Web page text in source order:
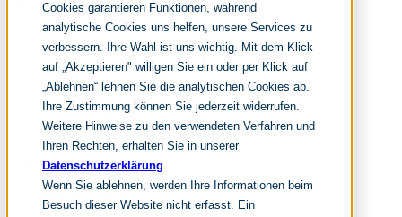
Cookies garantieren Funktionen, während
analytische Cookies uns helfen, unsere Services zu
verbessern. Ihre Wahl ist uns wichtig. Mit dem Klick
auf „Akzeptieren" willigen Sie ein oder per Klick auf
„Ablehnen“ lehnen Sie die analytischen Cookies ab.
Ihre Zustimmung können Sie jederzeit widerrufen.
Weitere Hinweise zu den verwendeten Verfahren und
Ihren Rechten, erhalten Sie in unserer
Datenschutzerklärung.
Wenn Sie ablehnen, werden Ihre Informationen beim
Besuch dieser Website nicht erfasst. Ein
Navigation überspringen
Fokusthemen
IT Transformation
Künstliche Intelligenz
Merger und Acquisition
Effizienz und Wirtschaftlichkeit
IT-Modernisierung und Cloud
Leistungen
IT Strategy